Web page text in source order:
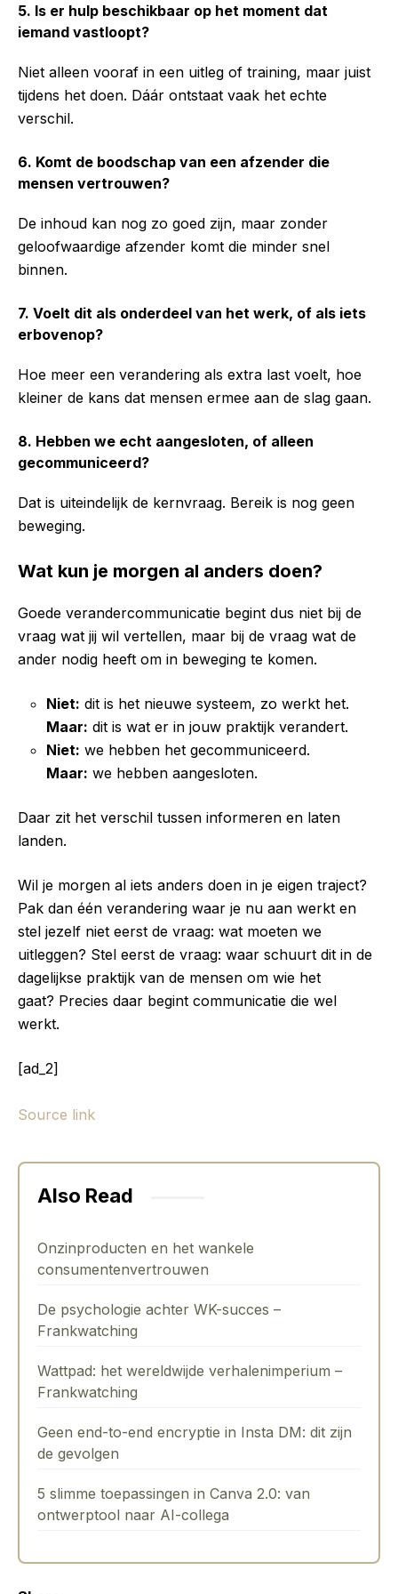
5. Is er hulp beschikbaar op het moment dat
iemand vastloopt?
Niet alleen vooraf in een uitleg of training, maar juist
tijdens het doen. Dáár ontstaat vaak het echte
verschil.
6. Komt de boodschap van een afzender die
mensen vertrouwen?
De inhoud kan nog zo goed zijn, maar zonder
geloofwaardige afzender komt die minder snel
binnen.
7. Voelt dit als onderdeel van het werk, of als iets
erbovenop?
Hoe meer een verandering als extra last voelt, hoe
kleiner de kans dat mensen ermee aan de slag gaan.
8. Hebben we echt aangesloten, of alleen
gecommuniceerd?
Dat is uiteindelijk de kernvraag. Bereik is nog geen
beweging.
Wat kun je morgen al anders doen?
Goede verandercommunicatie begint dus niet bij de
vraag wat jij wil vertellen, maar bij de vraag wat de
ander nodig heeft om in beweging te komen.
Niet: dit is het nieuwe systeem, zo werkt het.
Maar: dit is wat er in jouw praktijk verandert.
Niet: we hebben het gecommuniceerd.
Maar: we hebben aangesloten.
Daar zit het verschil tussen informeren en laten
landen.
Wil je morgen al iets anders doen in je eigen traject?
Pak dan één verandering waar je nu aan werkt en
stel jezelf niet eerst de vraag: wat moeten we
uitleggen? Stel eerst de vraag: waar schuurt dit in de
dagelijkse praktijk van de mensen om wie het
gaat? Precies daar begint communicatie die wel
werkt.
[ad_2]
Source link
Also Read
Onzinproducten en het wankele
consumentenvertrouwen
De psychologie achter WK-succes –
Frankwatching
Wattpad: het wereldwijde verhalenimperium –
Frankwatching
Geen end-to-end encryptie in Insta DM: dit zijn
de gevolgen
5 slimme toepassingen in Canva 2.0: van
ontwerptool naar AI-collega